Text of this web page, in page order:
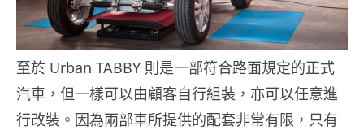
至於 Urban TABBY 則是一部符合路面規定的正式
汽車，但一樣可以由顧客自行組裝，亦可以任意進
行改裝。因為兩部車所提供的配套非常有限，只有